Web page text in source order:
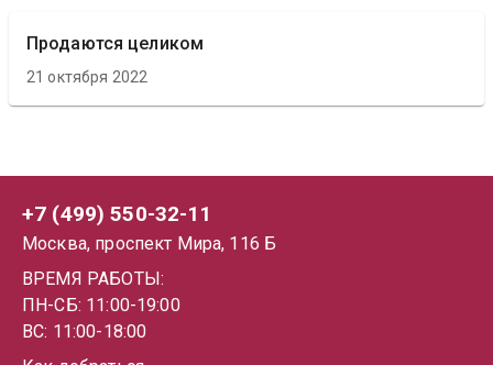
Продаются целиком
21 октября 2022
+7 (499) 550-32-11
Москва, проспект Мира, 116 Б
ВРЕМЯ РАБОТЫ:
ПН-СБ: 11:00-19:00
ВС: 11:00-18:00